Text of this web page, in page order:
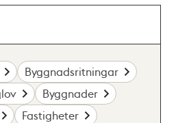
Byggnadsritningar
Byggnader
Fastigheter